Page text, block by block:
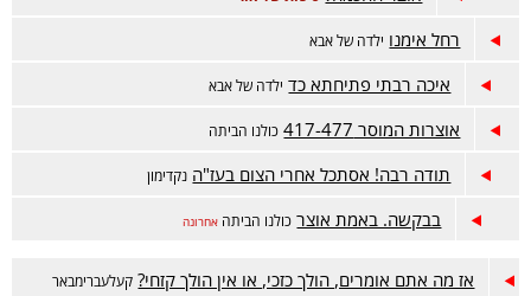
רחל אימנו ילדה של אבא
איכה רבתי פתיחתא כד ילדה של אבא
אוצרות המוסר 417-477 כולנו הביתה
תודה רבה! אסתכל אחרי הצום בעז"ה נקדימון
בבקשה. באמת אוצר כולנו הביתה אחרונה
אז מה אתם אומרים, הולך כזכי, או אין הולך קזחי? קעלעברימבאר